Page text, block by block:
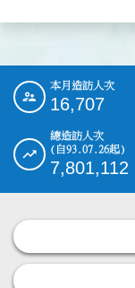
::: 本月造訪人次
16,707
總造訪人次
(自93.07.26起)
7,801,112